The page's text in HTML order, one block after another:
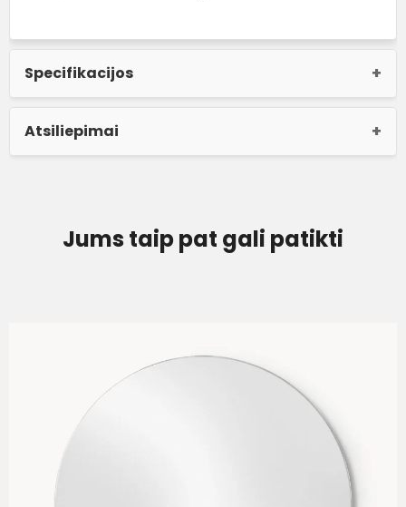
Specifikacijos
Atsiliepimai
Jums taip pat gali patikti